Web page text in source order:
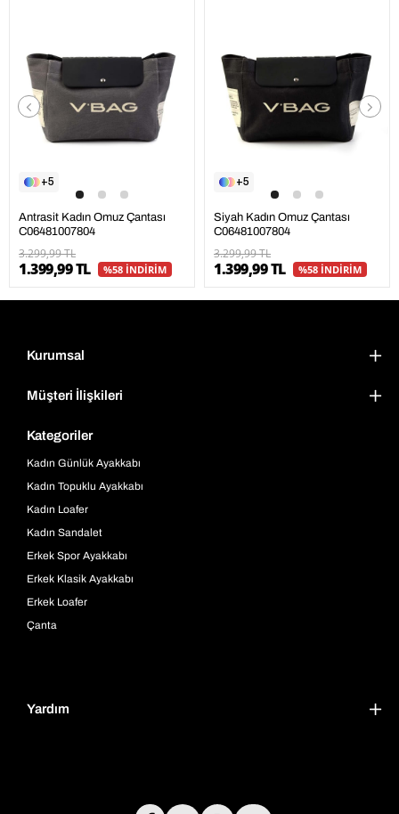
5
Antrasit Kadın Omuz Çantası
C06481007804
3.299,99 TL
1.399,99 TL %58 İNDİRİM
5
Siyah Kadın Omuz Çantası
C06481007804
3.299,99 TL
1.399,99 TL %58 İNDİRİM
Kurumsal
Müşteri İlişkileri
Kategoriler
Kadın Günlük Ayakkabı
Kadın Topuklu Ayakkabı
Kadın Loafer
Kadın Sandalet
Erkek Spor Ayakkabı
Erkek Klasik Ayakkabı
Erkek Loafer
Çanta
Yardım